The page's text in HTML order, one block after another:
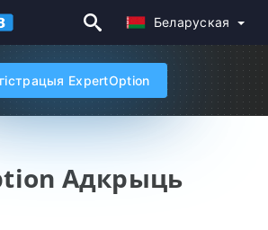
Беларуская
ExpertOption
Адкрыць